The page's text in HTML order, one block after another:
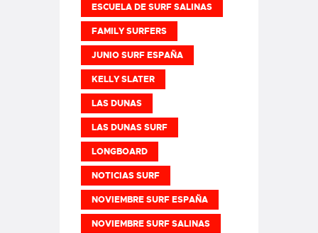
ESCUELA DE SURF SALINAS
FAMILY SURFERS
JUNIO SURF ESPAÑA
KELLY SLATER
LAS DUNAS
LAS DUNAS SURF
LONGBOARD
NOTICIAS SURF
NOVIEMBRE SURF ESPAÑA
NOVIEMBRE SURF SALINAS